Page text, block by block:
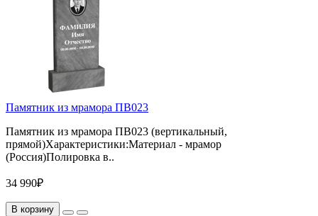
Памятник из мрамора ПВ023
Памятник из мрамора ПВ023 (вертикальный,
прямой)Характеристики:Материал - мрамор
(Россия)Полировка в..
34 990₽
В корзину